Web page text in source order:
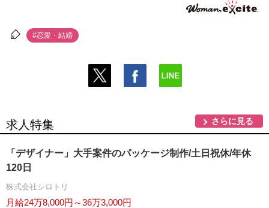
#恋愛・結婚
求人特集 さらに見る
「デザイナー」大手案件のパッケージ制作/土日祝休/年休
120日
株式会社シロトリ
月給24万8,000円～36万3,000円